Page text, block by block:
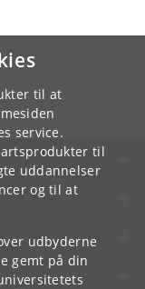
til at
service.
til
uddannelser
og til at
udbyderne
gemt på din